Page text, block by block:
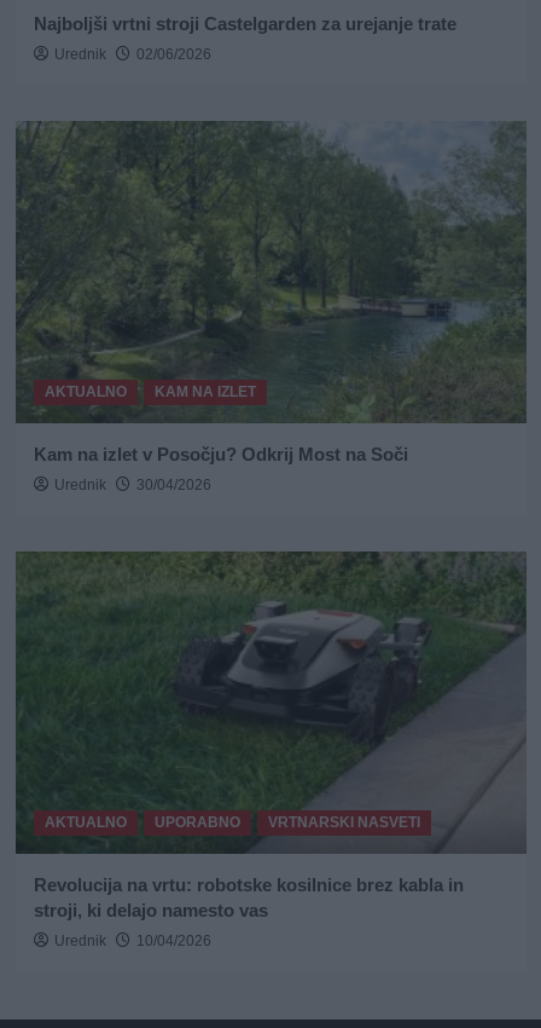
Najboljši vrtni stroji Castelgarden za urejanje trate
Urednik 02/06/2026
AKTUALNO KAM NA IZLET
Kam na izlet v Posočju? Odkrij Most na Soči
Urednik 30/04/2026
AKTUALNO UPORABNO VRTNARSKI NASVETI
Revolucija na vrtu: robotske kosilnice brez kabla in
stroji, ki delajo namesto vas
Urednik 10/04/2026